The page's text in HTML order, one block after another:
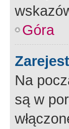
Góra
Na
są w